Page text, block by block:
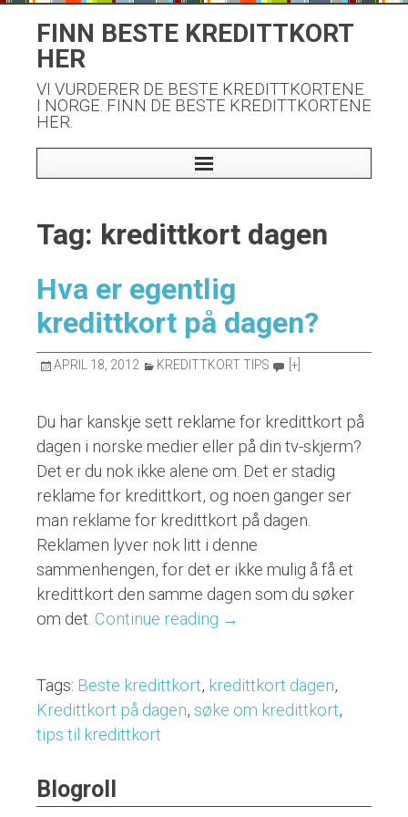
content
FINN BESTE KREDITTKORT
HER
VI VURDERER DE BESTE KREDITTKORTENE
I NORGE. FINN DE BESTE KREDITTKORTENE
HER.
Tag: kredittkort dagen
Hva er egentlig
kredittkort på dagen?
APRIL 18, 2012 KREDITTKORT TIPS [+]
Du har kanskje sett reklame for kredittkort på
dagen i norske medier eller på din tv-skjerm?
Det er du nok ikke alene om. Det er stadig
reklame for kredittkort, og noen ganger ser
man reklame for kredittkort på dagen.
Reklamen lyver nok litt i denne
sammenhengen, for det er ikke mulig å få et
kredittkort den samme dagen som du søker
om det. Continue reading “Hva
kredittkort
på
→
Tags: Beste kredittkort, kredittkort dagen,
Kredittkort på dagen, søke om kredittkort,
tips til kredittkort
Blogroll